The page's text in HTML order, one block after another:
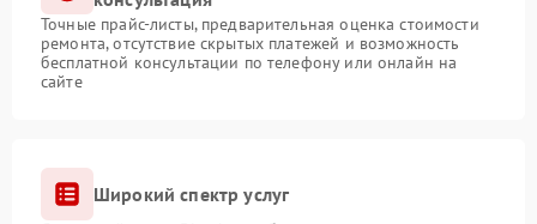
Точные прайс-листы, предварительная оценка стоимости
ремонта, отсутствие скрытых платежей и возможность
бесплатной консультации по телефону или онлайн на
сайте
Широкий спектр услуг